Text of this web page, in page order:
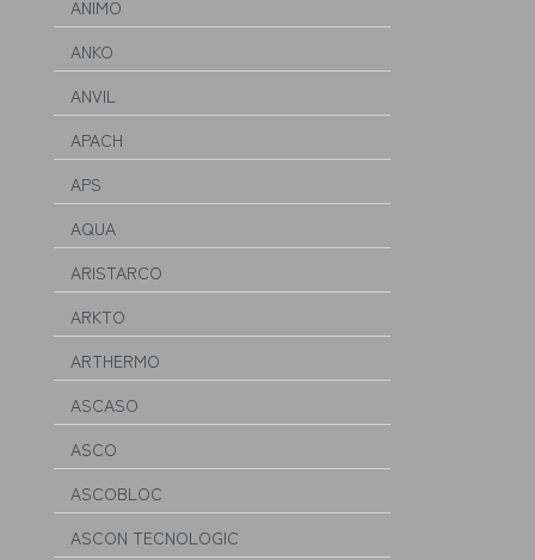
ANIMO
ANKO
ANVIL
APACH
APS
AQUA
ARISTARCO
ARKTO
ARTHERMO
ASCASO
ASCO
ASCOBLOC
ASCON TECNOLOGIC